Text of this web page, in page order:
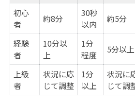
初心
者
約8分
30秒
以内
約5分
経験
者
10分以
上
1分
程度
5分以上
上級
者
状況に応
じて調整
1分
以上
状況に
じて調